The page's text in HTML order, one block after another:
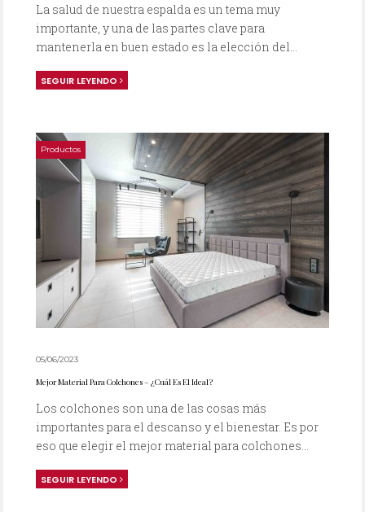
La salud de nuestra espalda es un tema muy
importante, y una de las partes clave para
mantenerla en buen estado es la elección del...
SEGUIR LEYENDO
Productos
05/06/2023
Mejor Material Para Colchones – ¿Cuál Es El Ideal?
Los colchones son una de las cosas más
importantes para el descanso y el bienestar. Es por
eso que elegir el mejor material para colchones...
SEGUIR LEYENDO